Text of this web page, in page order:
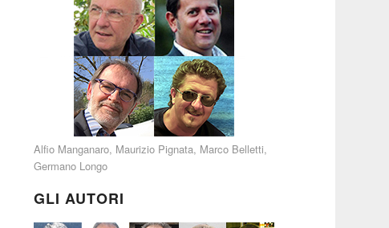
Alfio Manganaro, Maurizio Pignata, Marco Belletti,
Germano Longo
GLI AUTORI